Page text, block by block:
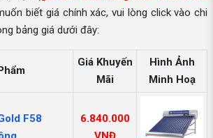
biết giá chính xác, vui lòng click vào chi
bảng giá dưới đây:
Giá Khuyến
Mãi
Hình Ảnh
Minh Hoạ
F58
6.840.000